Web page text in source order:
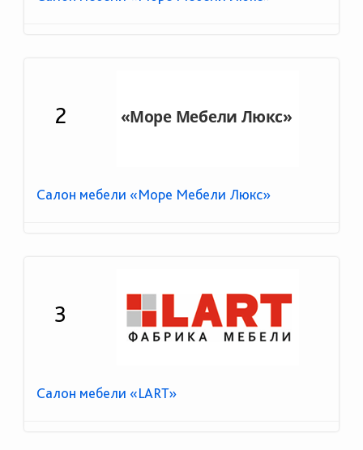
2
Салон мебели «Море Мебели Люкс»
3
Салон мебели «LART»